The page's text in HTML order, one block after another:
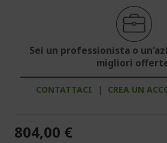
Sei un professionista o
migliori
CONTATTACI | CREA UN
804,00 €